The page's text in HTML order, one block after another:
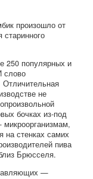
произошло от
старинного
250 популярных и
слово
не
бочках из-под
стенках самих
пива
Брюсселя.
—